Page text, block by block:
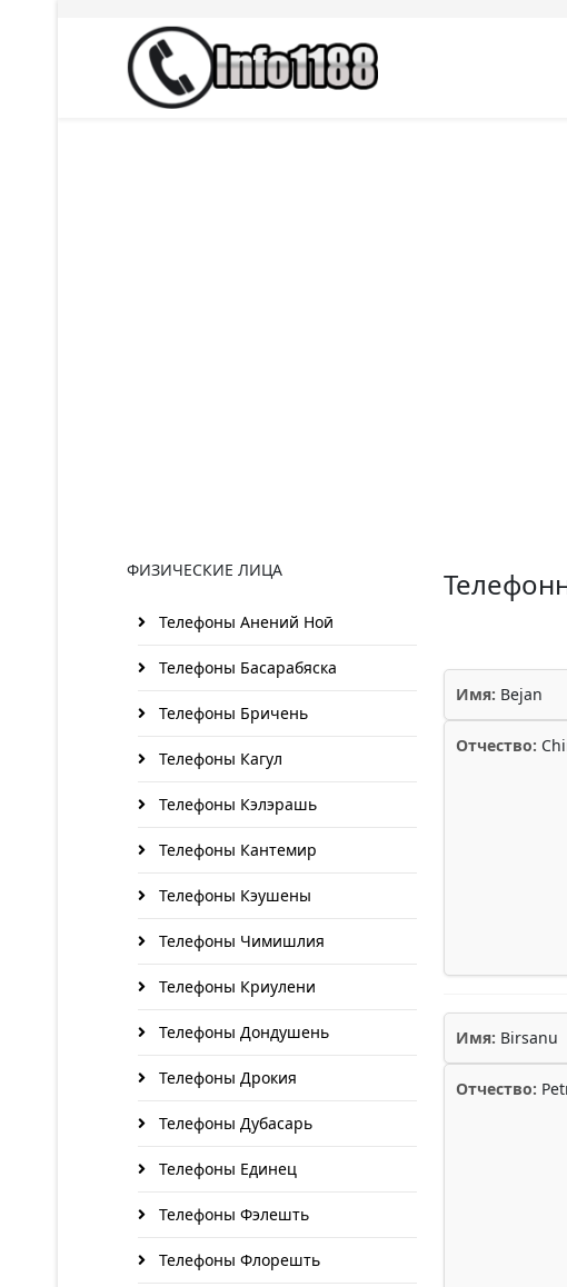
ФИЗИЧЕСКИЕ ЛИЦА
Телефоны Анений Ноӣ
Телефоны Басарабяска
Телефоны Бричень
Телефоны Кагул
Телефоны Кэлэрашь
Телефоны Кантемир
Телефоны Кэушены
Телефоны Чимишлия
Телефоны Криулени
Телефоны Дондушень
Телефоны Дрокия
Телефоны Дубасарь
Телефоны Единец
Телефоны Фэлешть
Телефоны Флорешть
Имя: Bejan
Отчество:
Имя: Birsanu
Отчество: